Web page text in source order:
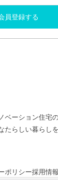
員登録する
ベーション住宅
たらしい暮らし
ポリシー採用情報